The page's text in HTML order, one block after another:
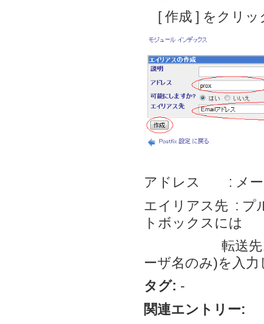
[ 作成 ] をクリッ
アドレス : メー
エイリアス先 : プ
トボックスには
転送先メール
ーザ名のみ)を入力
タグ: -
関連エントリー: